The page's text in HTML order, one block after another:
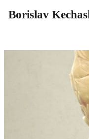
Borislav